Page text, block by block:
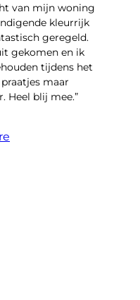
van mijn woning
kleurrijk
geregeld.
gekomen en ik
tijdens het
maar
Heel blij mee.”